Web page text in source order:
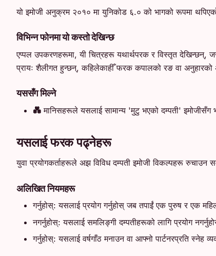
यो इमोजी अनुक्रम २०१० मा युनिकोड ६.० को भागको रूपमा
विभिन्न फोनमा यो कस्तो देखिन्छ
एप्पल उपकरणहरूमा, यी चित्रहरू यथार्थपरक र विस्तृत देखिन्छन्,
प्रायः शैलीगत हुन्छन्, कहिलेकाहीँ फरक कपालको रङ वा
यससँग मिल्ने
💑 मानिसहरूले यसलाई सामान्य 'मुटु भएको दम्पती' इमोजीसँग
यसलाई फरक पढ्नेहरू
युवा प्रयोगकर्ताहरूले अझ विविध दम्पती इमोजी विकल्पहरू रुचाउन
अलिखित नियमहरू
गर्नुहोस्: यसलाई प्रयोग गर्नुहोस् जब तपाईं एक पुरुष र एक
नगर्नुहोस्: यसलाई समलिङ्गी दम्पतीहरूको लागि प्रयोग
गर्नुहोस्: यसलाई वर्षगाँठ मनाउन वा आफ्नो पार्टनरप्रति स्नेह